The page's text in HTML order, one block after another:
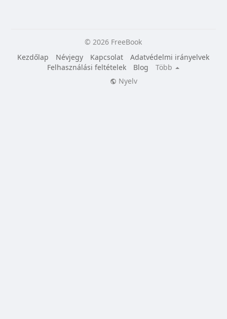
© 2026 FreeBook
Kezdőlap
Névjegy Kapcsolat
Adatvédelmi irányelvek
Felhasználási feltételek
Blog
Több
Nyelv